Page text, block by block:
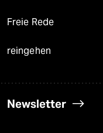
Freie Rede
reingehen
Newsletter